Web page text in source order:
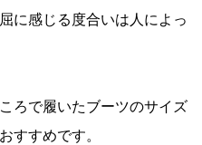
に感じる度合いは人によっ
ろで履いたブーツのサイズ
すすめです。